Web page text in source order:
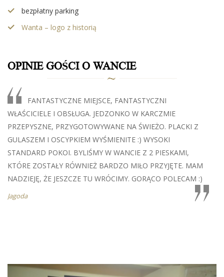
bezpłatny parking
Wanta – logo z historią
OPINIE GOŚCI O WANCIE
FANTASTYCZNE MIEJSCE, FANTASTYCZNI
WŁAŚCICIELE I OBSŁUGA. JEDZONKO W KARCZMIE
PRZEPYSZNE, PRZYGOTOWYWANE NA ŚWIEŻO. PLACKI Z
GULASZEM I OSCYPKIEM WYŚMIENITE :) WYSOKI
STANDARD POKOI. BYLIŚMY W WANCIE Z 2 PIESKAMI,
KTÓRE ZOSTAŁY RÓWNIEŻ BARDZO MIŁO PRZYJĘTE. MAM
NADZIEJĘ, ŻE JESZCZE TU WRÓCIMY. GORĄCO POLECAM :)
Jagoda